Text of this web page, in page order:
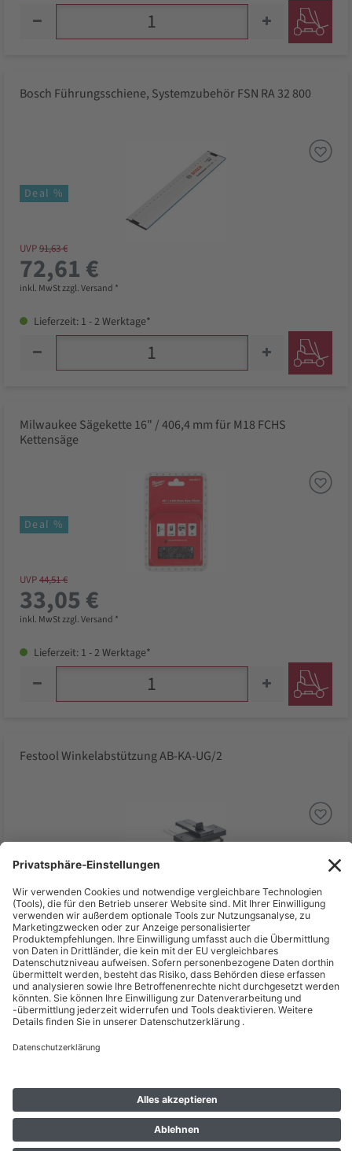
Bosch Führungsschiene, Systemzubehör FSN RA 32 800
Deal %
UVP91,63 €
72,61 €
inkl. MwSt zzgl. Versand *
Lieferzeit: 1 - 2 Werktage*
Milwaukee Sägekette 16" / 406,4 mm für M18 FCHS
Kettensäge
Deal %
UVP44,51 €
33,05 €
inkl. MwSt zzgl. Versand *
Lieferzeit: 1 - 2 Werktage*
Festool Winkelabstützung AB-KA-UG/2
127,14 €
inkl. MwSt zzgl. Versand *
Lieferzeit: 1 - 2 Werktage*
Schwaiger Schiebestock Kunststoff